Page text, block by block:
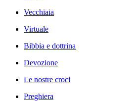
Vecchiaia
Virtuale
Bibbia e dottrina
Devozione
Le nostre croci
Preghiera